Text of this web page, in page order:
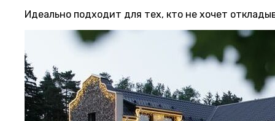
Идеально подходит для тех, кто не хочет